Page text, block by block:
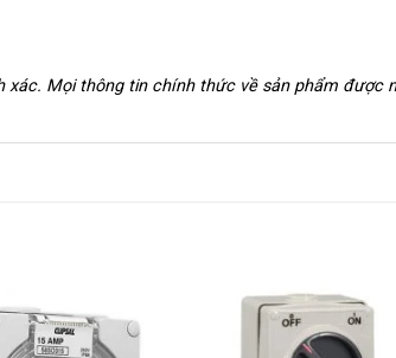
Mọi thông tin chính thức về sản phẩm được